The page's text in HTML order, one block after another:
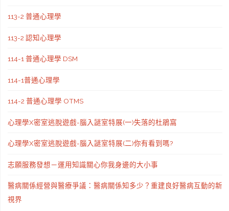
113-2 普通心理學
113-2 認知心理學
114-1 普通心理學 DSM
114-1普通心理學
114-2 普通心理學 OTMS
心理學X密室逃脫遊戲-腦入謎室特展(一)失落的杜鵑窩
心理學X密室逃脫遊戲-腦入謎室特展(二)你有看到嗎?
志願服務發想－運用知識關心你我身邊的大小事
醫病關係經營與醫療爭議：醫病關係知多少？重建良好醫病互動的新
視界